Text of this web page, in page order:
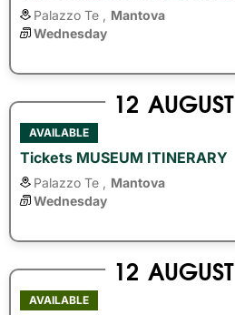
Palazzo Te ,
Mantova
Wednesday
12 AUGUST
AVAILABLE
Tickets MUSEUM ITINERARY
Palazzo Te ,
Mantova
Wednesday
12 AUGUST
AVAILABLE